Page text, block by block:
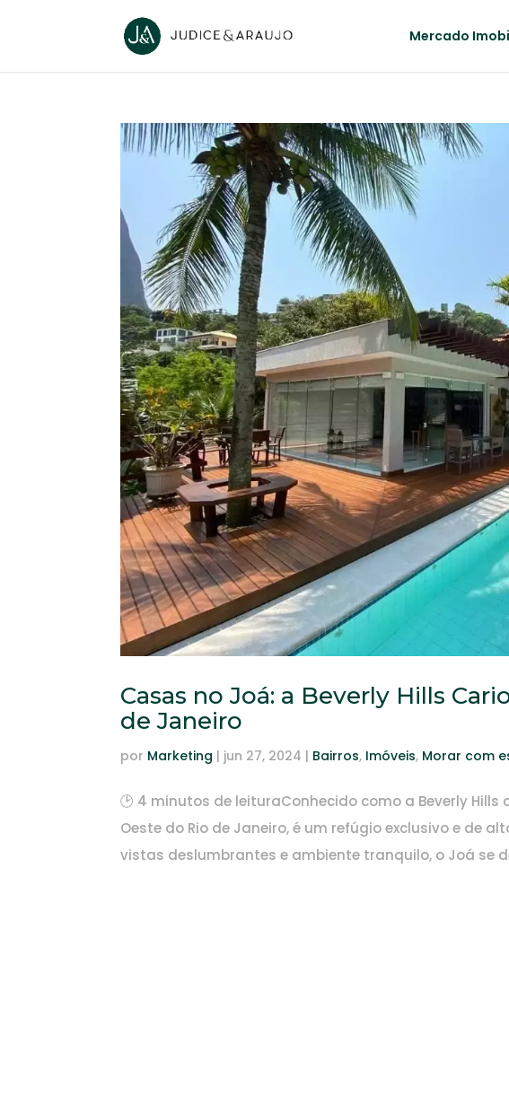
Mercado
Casas no Joá: a Beverly Hills
de Janeiro
por Marketing | jun 27, 2024 | Bairros, Imóveis, Morar com
🕑 4 minutos de leituraConhecido como a Beverly
Oeste do Rio de Janeiro, é um refúgio exclusivo e de
vistas deslumbrantes e ambiente tranquilo, o Joá se